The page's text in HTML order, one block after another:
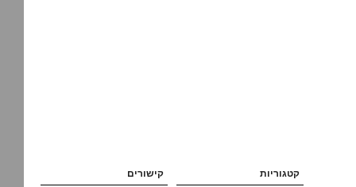
קטגוריות קישורים